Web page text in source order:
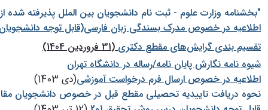
"بخشنامه وزارت علوم - ثبت نام دانشجويان بين الملل پذيرفته شده
اطلاعیه در خصوص مدرک بسندگی زبان فارسی(قابل توجه
تقسیم بندی گرایش‌های مقطع دکتری(31 فروردین 1404)
شيوه نامه نگارش پايان نامه/رساله در دانشگاه تهران
اطلاعیه در خصوص ارسال فرم درخواست آموزشی(دی 1403)
نحوه دریافت تاییدیه تحصیلی مقطع قبل در خصوص دانشجویان